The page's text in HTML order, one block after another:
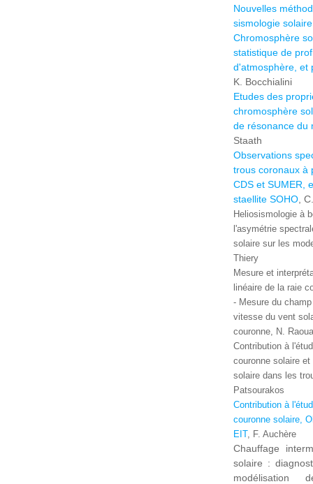
Nouvelles
sismologie solaire
Chromosphère
statistique de
d'atmosphère, et
K. Bocchialini
Etudes des
chromosphère
de résonance du
Staath
Observations
trous coronaux à
CDS et SUMER,
staellite SOHO ,
Heliosismologie à
l'asymétrie
solaire sur les
Thiery
Mesure et
linéaire de la raie
- Mesure du
vitesse du vent
couronne, N.
Contribution à
couronne solaire
solaire dans les
Patsourakos
Contribution à
couronne solaire,
EIT, F. Auchère
Chauffage
solaire :
modélisation